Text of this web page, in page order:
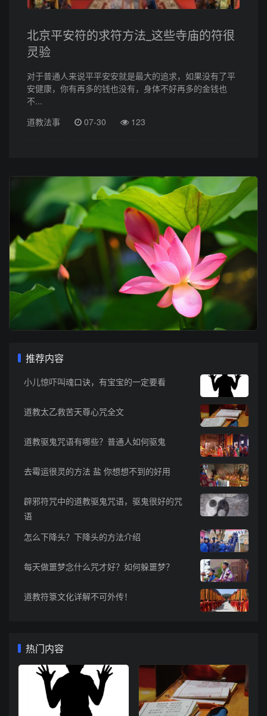
北京平安符的求符方法_这些寺庙的符很
灵验
对于普通人来说平平安安就是最大的追求，如果没有了平
安健康，你有再多的钱也没有，身体不好再多的金钱也
不...
道教法事
07-30 123
推荐内容
小儿惊吓叫魂口诀，有宝宝的一定要看
道教太乙救苦天尊心咒全文
道教驱鬼咒语有哪些？普通人如何驱鬼
去霉运很灵的方法 盐 你想想不到的好用
辟邪符咒中的道教驱鬼咒语，驱鬼很好的咒
语
怎么下降头？下降头的方法介绍
每天做噩梦念什么咒才好？如何躲噩梦？
道教符箓文化详解不可外传！
热门内容